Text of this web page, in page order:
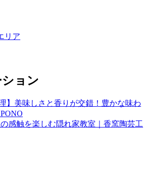
リア
ョン
】美味しさと香りが交錯！豊かな味わ
の感触を楽しむ隠れ家教室｜香窯陶芸工